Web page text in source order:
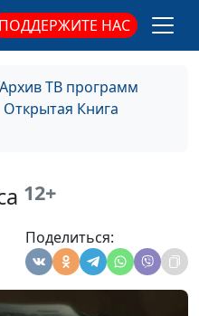
ПОДДЕРЖИТЕ НАС
Архив ТВ программ
Открытая Книга
12+
Поделиться:
Зайцев Е. В.
Синицына Ю.,
Синицына Ю.,
Синицына Ю.,
Мухаметвалеев Р.
Синицына Ю.,